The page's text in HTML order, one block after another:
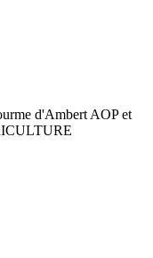
d'Ambert AOP et